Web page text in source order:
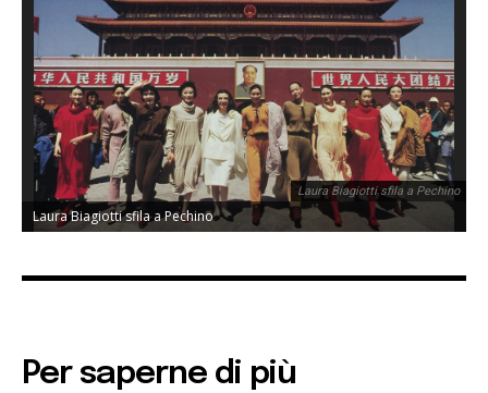
Laura Biagiotti sfila a Pechino
Laura Biagiotti sfila a Pechino
Per saperne di più